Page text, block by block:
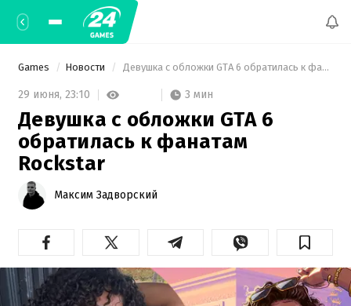
Games Новости Девушка с обложки GTA 6 обратилась к фанатам Rockstar
29 июня, 23:10 3 мин
Девушка с обложки GTA 6
обратилась к фанатам
Rockstar
Максим Задворский